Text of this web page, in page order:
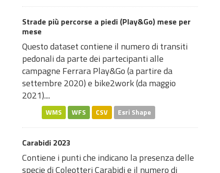
Strade più percorse a piedi (Play&Go) mese per
mese
Questo dataset contiene il numero di transiti
pedonali da parte dei partecipanti alle
campagne Ferrara Play&Go (a partire da
settembre 2020) e bike2work (da maggio
2021)....
WMS WFS CSV Esri Shape
Carabidi 2023
Contiene i punti che indicano la presenza delle
specie di Coleotteri Carabidi e il numero di